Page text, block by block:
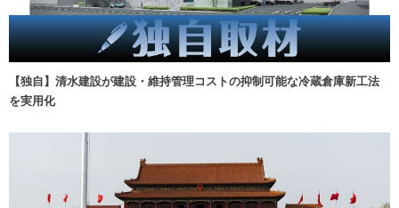
【独自】清水建設が建設・維持管理コストの抑制可能な冷蔵倉庫新工法
を実用化